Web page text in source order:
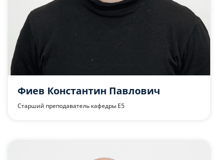
Фиев Константин Павлович
Старший преподаватель кафедры Е5